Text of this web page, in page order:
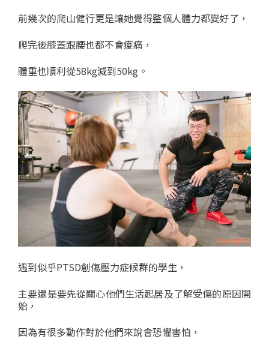
前幾次的爬山健行更是讓她覺得整個人體力都變好了，
爬完後膝蓋跟腰也都不會痠痛，
體重也順利從58kg減到50kg。
遇到似乎PTSD創傷壓力症候群的學生，
主要還是要先從關心他們生活起居及了解受傷的原因開
始，
因為有很多動作對於他們來說會恐懼害怕，